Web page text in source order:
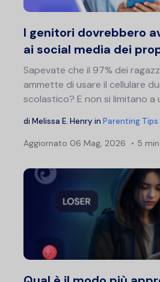
I genitori dovrebbero
ai social media dei
Sapevate che il 97% dei ragazzi
ammette di usare il cellulare
scolastico? E non si limitano a
di Melissa E. Henry in Parenting Tips
Aggiornato 06 Mag, 2026 5